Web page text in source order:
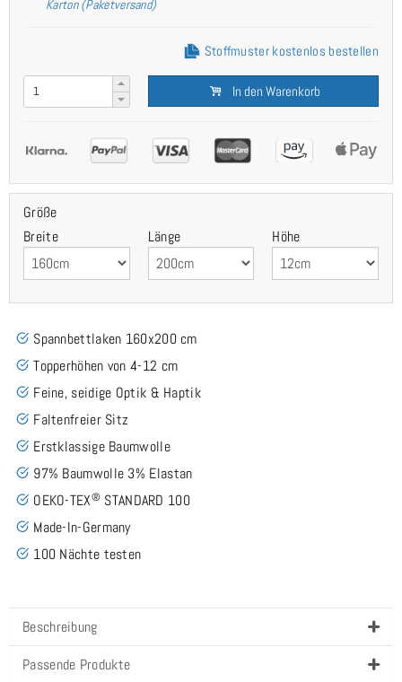
Karton (Paketversand)
Stoffmuster kostenlos bestellen
In den Warenkorb
Größe
Breite
Länge Höhe
Spannbettlaken 160x200 cm
Topperhöhen von 4-12 cm
Feine, seidige Optik & Haptik
Faltenfreier Sitz
Erstklassige Baumwolle
97% Baumwolle 3% Elastan
OEKO-TEX® STANDARD 100
Made-In-Germany
100 Nächte testen
Beschreibung
Passende Produkte